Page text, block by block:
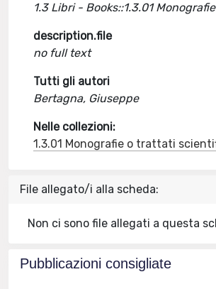
1.3 Libri - Books::1.3.01
description.file
no full text
Tutti gli autori
Bertagna, Giuseppe
Nelle collezioni:
1.3.01 Monografie o trattati
File allegato/i alla scheda:
Non ci sono file allegati a questa
Pubblicazioni consigliate